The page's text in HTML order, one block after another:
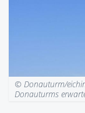
© Donauturm/
Donauturms